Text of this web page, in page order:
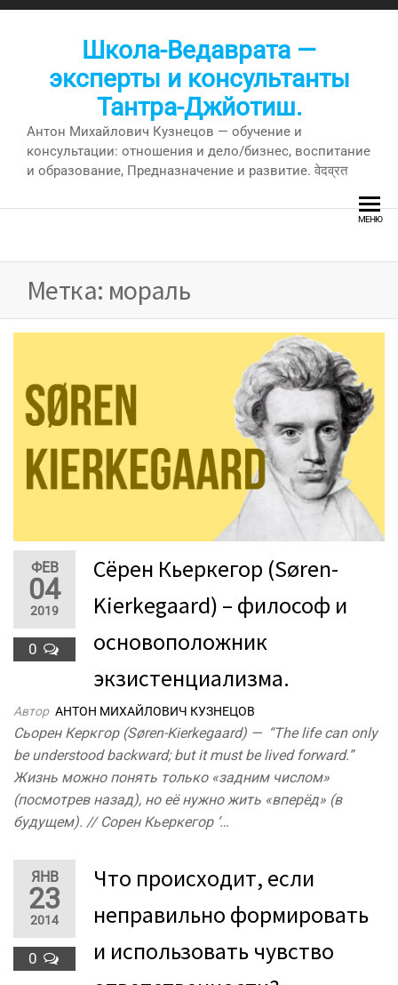
Перейти
Школа-Ведаврата —
эксперты и консультанты
Тантра-Джйотиш.
Антон Михайлович Кузнецов — обучение и
консультации: отношения и дело/бизнес, воспитание
и образование, Предназначение и развитие. वेदव्रत
МЕНЮ
Метка: мораль
ФЕВ
04
2019
0
Сёрен Кьеркегор (Søren-
Kierkegaard) – философ и
основоположник
экзистенциализма.
Автор АНТОН МИХАЙЛОВИЧ КУЗНЕЦОВ
Сьорен Керкгор (Søren-Kierkegaard) — “The life can only
be understood backward; but it must be lived forward.”
Жизнь можно понять только «задним числом»
(посмотрев назад), но её нужно жить «вперёд» (в
будущем). // Сорен Кьеркегор ‘…
ЯНВ
23
2014
0
Что происходит, если
неправильно формировать
и использовать чувство